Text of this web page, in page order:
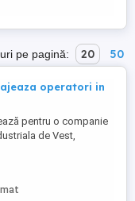
pe pagină: 20 50
operatori in
pentru o companie
de Vest,
(cu sau fără
- Salariu pentru
4560 lei Brut; - Tichete
de 40 lei zi lucrată; -